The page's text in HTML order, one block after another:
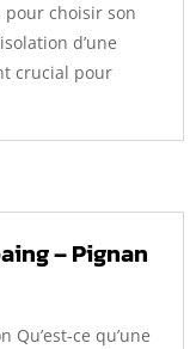
pour choisir son
d’une
crucial pour
– Pignan
ce qu’une